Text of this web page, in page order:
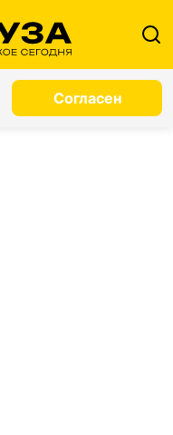
Согласен